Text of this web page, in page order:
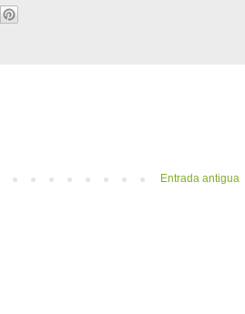
Entrada antigua